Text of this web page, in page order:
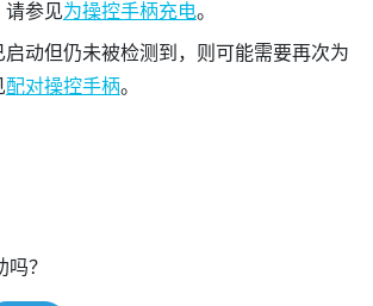
请参见为操控手柄充电。
动但仍未被检测到，则可能需要再次为
配对操控手柄。
？